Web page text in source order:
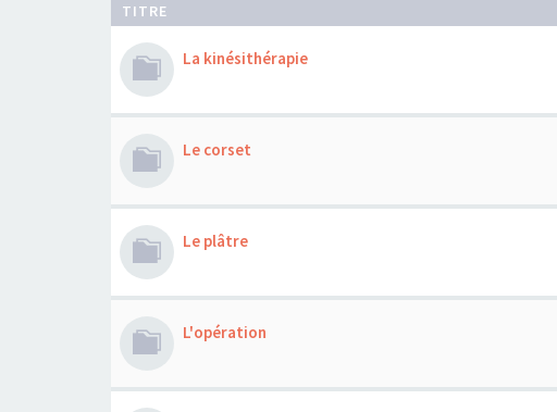
TITRE
La kinésithérapie
Le corset
Le plâtre
L'opération